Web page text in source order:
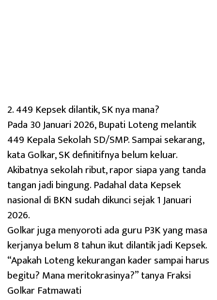
2. 449 Kepsek dilantik, SK nya mana?
Pada 30 Januari 2026, Bupati Loteng melantik
449 Kepala Sekolah SD/SMP. Sampai sekarang,
kata Golkar, SK definitifnya belum keluar.
Akibatnya sekolah ribut, rapor siapa yang tanda
tangan jadi bingung. Padahal data Kepsek
nasional di BKN sudah dikunci sejak 1 Januari
2026.
Golkar juga menyoroti ada guru P3K yang masa
kerjanya belum 8 tahun ikut dilantik jadi Kepsek.
“Apakah Loteng kekurangan kader sampai harus
begitu? Mana meritokrasinya?” tanya Fraksi
Golkar Fatmawati